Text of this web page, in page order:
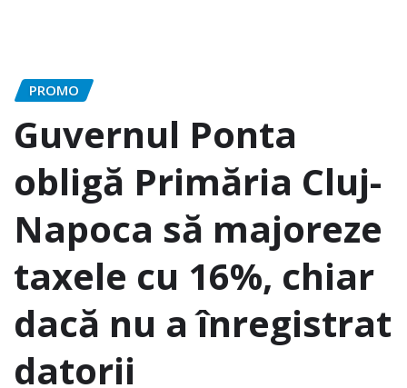
PROMO
Guvernul Ponta
obligă Primăria Cluj-
Napoca să majoreze
taxele cu 16%, chiar
dacă nu a înregistrat
datorii